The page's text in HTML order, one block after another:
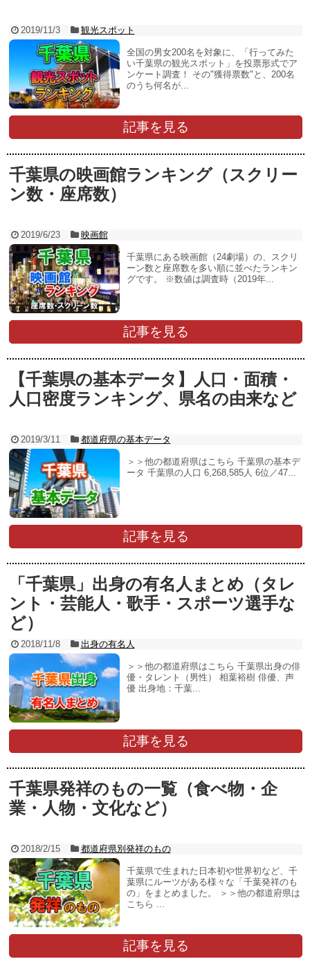
2019/11/3 観光スポット
全国の男女200名を対象に、「行ってみた
い千葉県の観光スポット」を投票形式でア
ンケート調査！ その"獲得票数"と、200名
のうち何名が...
記事を見る
千葉県の映画館ランキング（スクリー
ン数・座席数）
2019/6/23 映画館
千葉県にある映画館（24劇場）の、スクリ
ーン数と座席数を多い順に並べたランキン
グです。 ※数値は調査時（2019年...
記事を見る
【千葉県の基本データ】人口・面積・
人口密度ランキング、県名の由来など
2019/3/11 都道府県の基本データ
＞＞他の都道府県はこちら 千葉県の基本デ
ータ 千葉県の人口 6,268,585人 6位／47...
記事を見る
「千葉県」出身の有名人まとめ（タレ
ント・芸能人・歌手・スポーツ選手な
ど）
2018/11/8 出身の有名人
＞＞他の都道府県はこちら 千葉県出身の俳
優・タレント（男性） 相葉裕樹 俳優、声
優 出身地：千葉...
記事を見る
千葉県発祥のもの一覧（食べ物・企
業・人物・文化など）
2018/2/15 都道府県別発祥のもの
千葉県で生まれた日本初や世界初など、千
葉県にルーツがある様々な「千葉発祥のも
の」をまとめました。 ＞＞他の都道府県は
こちら ...
記事を見る